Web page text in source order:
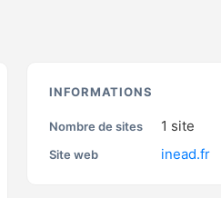
INFORMATIONS
Nombre de sites 1 site
Site web inead.fr